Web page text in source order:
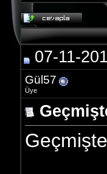
evooli
fethiye
escort
gaziantep
escort
gaziantep
escort
07-11-
Gül57
Üye